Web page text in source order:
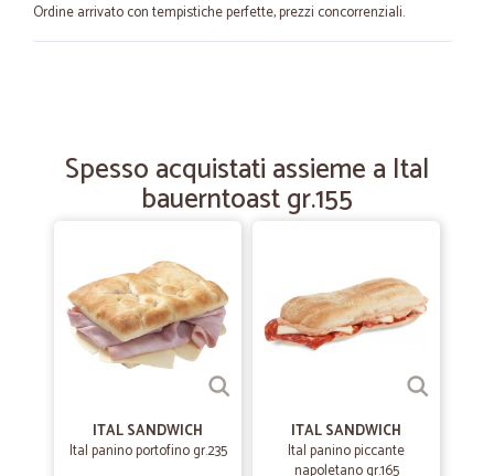
Ordine arrivato con tempistiche perfette, prezzi concorrenziali.
È la quarta volta che faccio la spesa, ho iniziato con la frutta e la
verdura, I prezzi sono un po' cari ma la qualità è eccellente, poi ho
provato affettati e formaggi, successivamente ho aggiunto la carne e,
un po' di tutto. La merce arriva puntuale, con corriere refrigerato ed è
ben imballata, i prodotti sono tutti di qualità e soddisfacenti. Nel
complesso credo che vada bene, e il livello dei prezzi è compensato
Spesso acquistati assieme a Ital
bauerntoast gr.155
ITAL SANDWICH
Ital panino portofino gr.235
ITAL SANDWICH
Ital panino piccante
napoletano gr.165